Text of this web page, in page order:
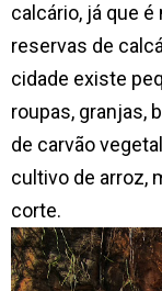
calcário, já que
reservas de
cidade existe
roupas, granjas,
de carvão
cultivo de arroz,
corte.